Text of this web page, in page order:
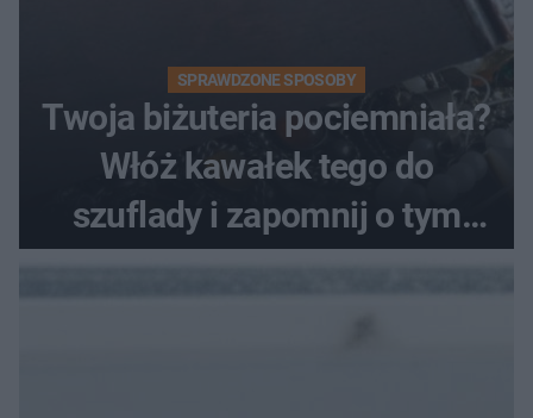
SPRAWDZONE SPOSOBY
Twoja biżuteria pociemniała?
Włóż kawałek tego do
szuflady i zapomnij o tym
problemie. Sposób na